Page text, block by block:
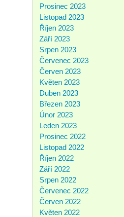
Prosinec 2023
Listopad 2023
Říjen 2023
Září 2023
Srpen 2023
Červenec 2023
Červen 2023
Květen 2023
Duben 2023
Březen 2023
Únor 2023
Leden 2023
Prosinec 2022
Listopad 2022
Říjen 2022
Září 2022
Srpen 2022
Červenec 2022
Červen 2022
Květen 2022